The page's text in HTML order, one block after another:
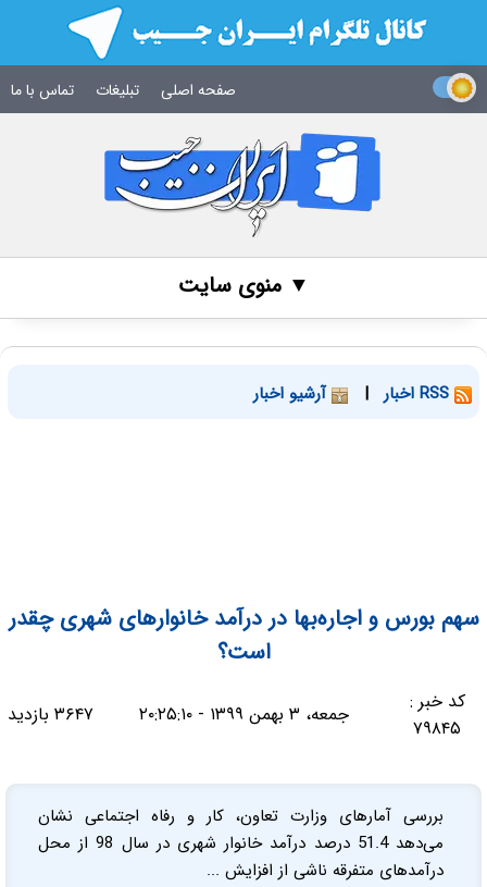
صفحه اصلی تبلیغات تماس با ما
▼ منوی سایت
| آرشیو اخبار
سهم بورس و اجاره‌بها در درآمد خانوارهای شهری چقدر
است؟
کد خبر :
۷۹۸۴۵
جمعه، ۳ بهمن ۱۳۹۹ - ۲۰:۲۵:۱۰ ۳۶۴۷ بازدید
بررسی‌ آمارهای وزارت تعاون، کار و رفاه اجتماعی نشان
می‌دهد 51.4 درصد درآمد خانوار شهری در سال 98 از محل
درآمدهای متفرقه ناشی از افزایش ...